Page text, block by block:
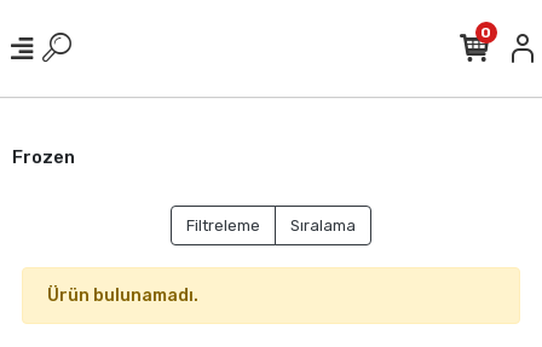
0
Frozen
Filtreleme Sıralama
Ürün bulunamadı.